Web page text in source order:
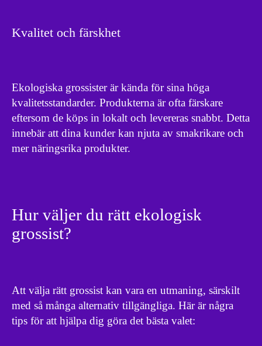
Kvalitet och färskhet
Ekologiska grossister är kända för sina höga
kvalitetsstandarder. Produkterna är ofta färskare
eftersom de köps in lokalt och levereras snabbt. Detta
innebär att dina kunder kan njuta av smakrikare och
mer näringsrika produkter.
Hur väljer du rätt ekologisk
grossist?
Att välja rätt grossist kan vara en utmaning, särskilt
med så många alternativ tillgängliga. Här är några
tips för att hjälpa dig göra det bästa valet: